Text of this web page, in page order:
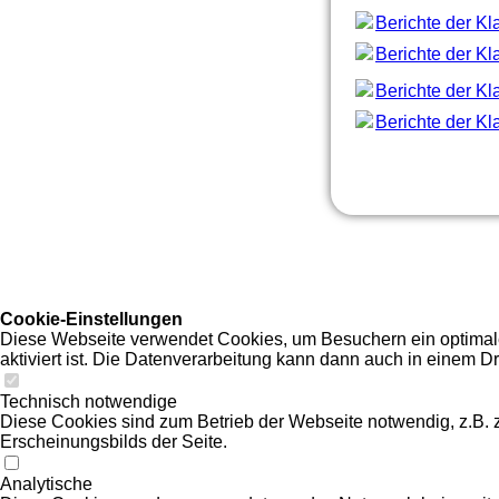
Berichte der
Berichte der
Berichte der
Berichte der
Cookie-Einstellungen
Diese Webseite verwendet Cookies, um Besuchern ein
aktiviert ist. Die Datenverarbeitung kann dann auch in einem
Technisch notwendige
Diese Cookies sind zum Betrieb der Webseite notwendig,
Erscheinungsbilds der Seite.
Analytische